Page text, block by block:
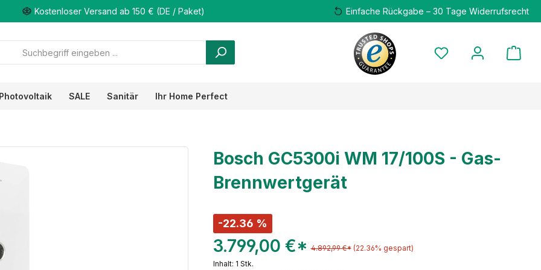
Kostenloser Versand ab 150 € (DE / Paket) Einfache Rückgabe – 30 Tage Widerrufsrecht
Photovoltaik SALE Sanitär Ihr Home Perfect
Bosch GC5300i WM 17/100S - Gas-
Brennwertgerät
-22.36 %
3.799,00 €* 4.892,99 €* (22.36% gespart)
Inhalt: 1 Stk.